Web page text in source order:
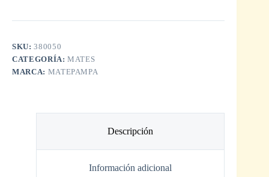
SKU:380050
CATEGORÍA:MATES
MARCA: MATEPAMPA
Descripción
Información adicional